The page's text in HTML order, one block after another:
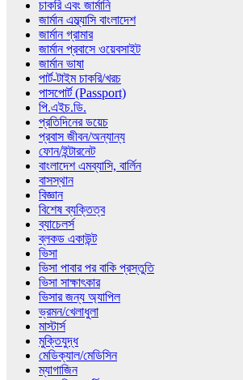
চাকরি এবং জার্মানি
জার্মান এম্ব্যাসি বাংলাদেশ
জার্মান গ্রামার
জার্মান প্রবাসে ওয়েবসাইট
জার্মান ভাষা
পার্ট-টাইম চাকরি/খরচ
পাসপোর্ট (Passport)
পি.এইচ.ডি.
প্রতিদিনের ডয়েচ
প্রবাস জীবন/অন্যান্য
ফোন/ইন্টারনেট
বাংলাদেশ এমব্যাসি, বার্লিন
বাসস্থান
বিজ্ঞান
বিশেষ ব্যক্তিত্ব
ব্যাচেলর্স
ব্লকড একাউন্ট
ভিসা
ভিসা পাবার পর বাকি প্রস্তুতি
ভিসা সাক্ষাৎকার
ভিসার জন্য অ্যাপিল
ভ্রমন/খেলাধুলা
মাস্টার্স
মুক্তিযুদ্ধ
মেডিক্যাল/মেডিসিন
ম্যাগাজিন